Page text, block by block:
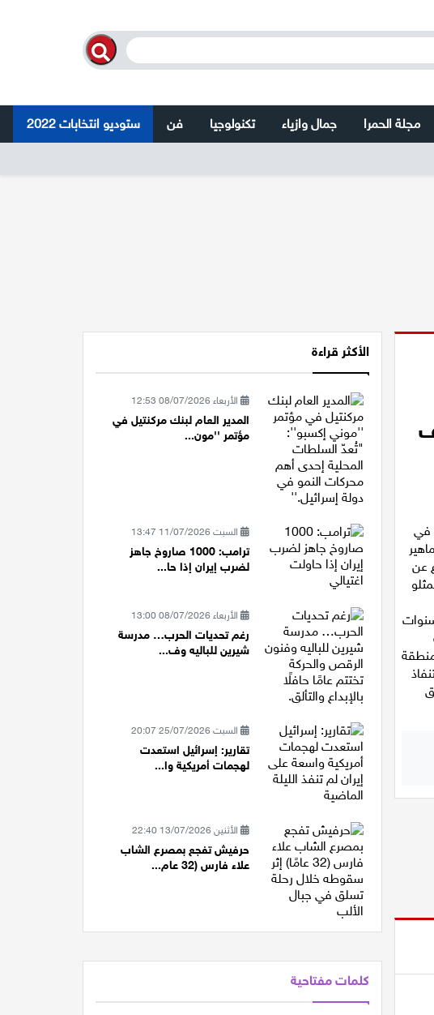
مجلة الحمرا جمال وازياء تكنولوجيا فن ستوديو انتخابات 2022
في
عن
في منطقة
الأكثر قراءة
الأربعاء 08/07/2026 12:53
المدير العام لبنك مركنتيل في
مؤتمر ''مون...
السبت 11/07/2026 13:47
ترامب: 1000 صاروخ جاهز
لضرب إيران إذا حا...
الأربعاء 08/07/2026 13:00
رغم تحديات الحرب… مدرسة
شيرين للباليه وف...
السبت 25/07/2026 20:07
تقارير: إسرائيل استعدت
لهجمات أمريكية وا...
الأثنين 13/07/2026 22:40
حرفيش تفجع بمصرع الشاب
علاء فارس (32 عام...
كلمات مفتاحية